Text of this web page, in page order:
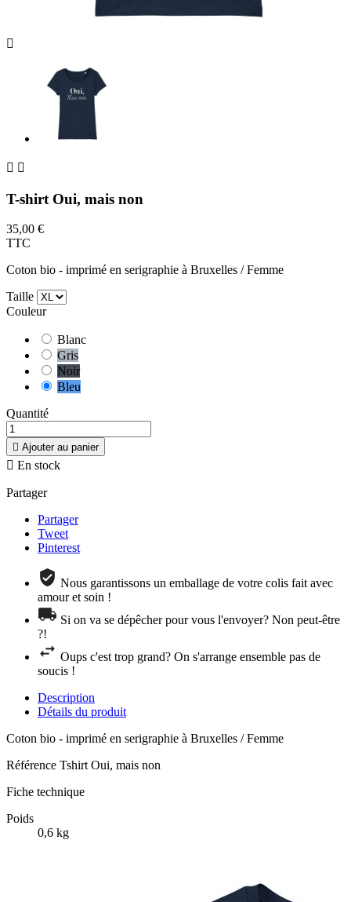

 
T-shirt Oui, mais non
35,00 €
TTC
Coton bio - imprimé en serigraphie à Bruxelles / Femme
Taille
Couleur
Blanc
Gris
Noir
Bleu
Quantité
 Ajouter au panier
 En stock
Partager
Partager
Tweet
Pinterest
Nous garantissons un emballage de votre colis fait avec
amour et soin !
Si on va se dépêcher pour vous l'envoyer? Non peut-être
?!
Oups c'est trop grand? On s'arrange ensemble pas de
soucis !
Description
Détails du produit
Coton bio - imprimé en serigraphie à Bruxelles / Femme
Référence Tshirt Oui, mais non
Fiche technique
Poids
0,6 kg